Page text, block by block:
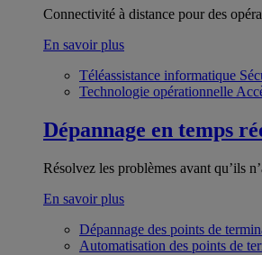
Connectivité à distance pour des
En savoir plus
Téléassistance informatique
Technologie opérationnelle
Dépannage en temps
Résolvez les problèmes avant qu’ils
En savoir plus
Dépannage des points de
Automatisation des points de